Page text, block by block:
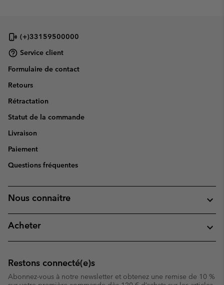
(+)33159500000
Service client
Formulaire de contact
Retours
Rétractation
Statut de la commande
Livraison
Paiement
Questions fréquentes
Nous connaitre
Acheter
Restons connecté(e)s
Abonnez-vous à notre newsletter et obtenez une remise de 10 %